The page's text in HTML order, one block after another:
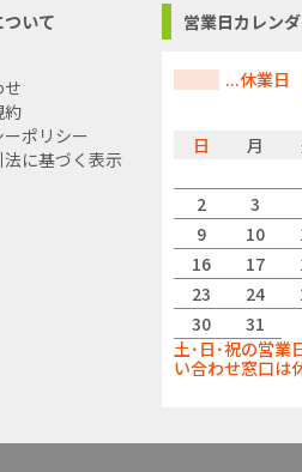
いて
せ
約
ポリシー
に基づく表示
営業日カレン
...休業日
日
月
2
3
9
10
16
17
23
24
30
31
土･日･祝の営業
い合わせ窓口は